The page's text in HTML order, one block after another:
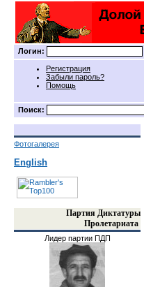
Логин:
Регистрация
Забыли пароль?
Помощь
Поиск:
Фотогалерея
English
Партия Диктатуры
Пролетариата
Лидер партии ПДП